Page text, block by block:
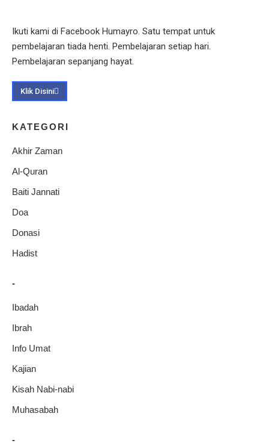
Ikuti kami di Facebook Humayro. Satu tempat untuk
pembelajaran tiada henti. Pembelajaran setiap hari.
Pembelajaran sepanjang hayat.
Klik Disini
KATEGORI
Akhir Zaman
Al-Quran
Baiti Jannati
Doa
Donasi
Hadist
-
Ibadah
Ibrah
Info Umat
Kajian
Kisah Nabi-nabi
Muhasabah
-